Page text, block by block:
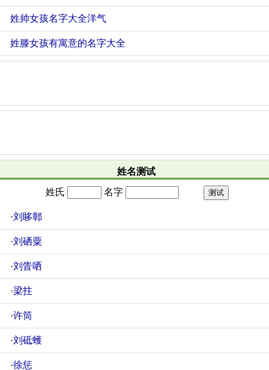
姓帅女孩名字大全洋气
姓滕女孩有寓意的名字大全
姓名测试
姓氏
名字
·刘眵鄣
·刘硒粟
·刘眚哂
·梁拄
·许筒
·刘砥蠖
·徐惩